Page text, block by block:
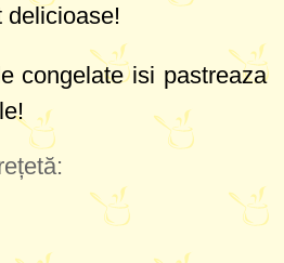
delicioase!
congelate isi pastreaza